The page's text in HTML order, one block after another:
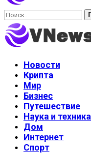
Найти:
Новости
Крипта
Мир
Бизнес
Путешествие
Наука и техника
Дом
Интернет
Спорт